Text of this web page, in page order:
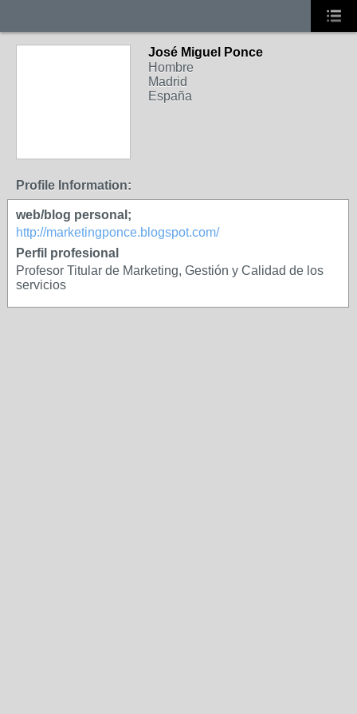
José Miguel Ponce
Hombre
Madrid
España
Profile Information:
web/blog personal;
http://marketingponce.blogspot.com/
Perfil profesional
Profesor Titular de Marketing, Gestión y Calidad de los
servicios